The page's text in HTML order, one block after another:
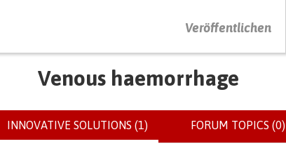
Veröffentlichen
DRÜCKEN SIE AUF ENTER UM DIE SUCHE ZU STARTEN
Venous haemorrhage
INNOVATIVE SOLUTIONS (1)
TAB)
FORUM TOPICS (0)